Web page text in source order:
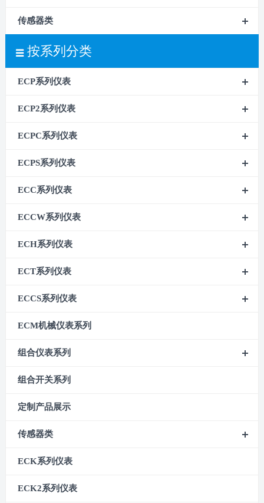
传感器类
按系列分类
ECP系列仪表
ECP2系列仪表
ECPC系列仪表
ECPS系列仪表
ECC系列仪表
ECCW系列仪表
ECH系列仪表
ECT系列仪表
ECCS系列仪表
ECM机械仪表系列
组合仪表系列
组合开关系列
定制产品展示
传感器类
ECK系列仪表
ECK2系列仪表